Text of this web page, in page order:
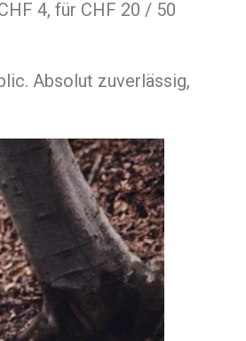
4, für CHF 20 / 50
Absolut zuverlässig,